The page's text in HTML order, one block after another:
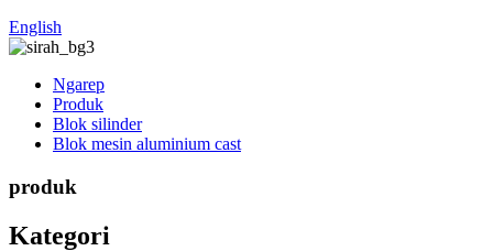
English
Ngarep
Produk
Blok silinder
Blok mesin aluminium cast
produk
Kategori